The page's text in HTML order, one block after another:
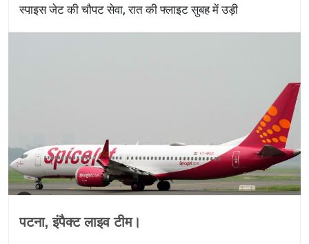
स्पाइस जेट की चौपट सेवा, रात की फ्लाइट सुबह में उड़ी
पटना, इंपैक्ट लाइव टीम।